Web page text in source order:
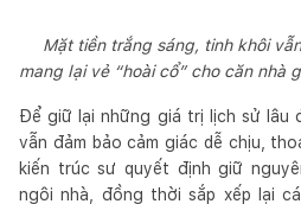
Mặt tiền trắng sáng, tinh khôi
mang lại vẻ “hoài cổ” cho căn nhà
Để giữ lại những giá trị lịch sử lâu
vẫn đảm bảo cảm giác dễ chịu,
kiến trúc sư quyết định giữ
ngôi nhà, đồng thời sắp xếp lại